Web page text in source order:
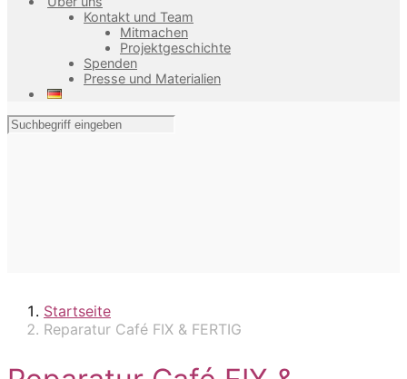
Kontakt und Team
Mitmachen
Projektgeschichte
Spenden
Presse und Materialien
Startseite
Reparatur Café FIX & FERTIG